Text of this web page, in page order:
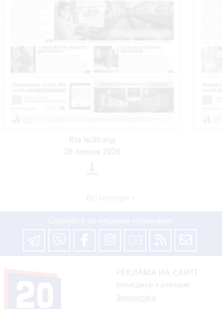
РЕКЛАМА НА САЙТІ
Менеджер з реклами
Звернутися